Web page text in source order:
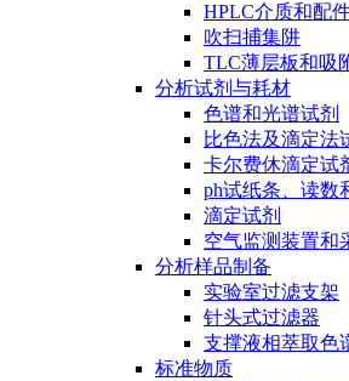
HPLC介质和配
吹扫捕集阱
TLC薄层板和吸
分析试剂与耗材
色谱和光谱试剂
比色法及滴定法
卡尔费休滴定试
ph试纸条、读数
滴定试剂
空气监测装置和
分析样品制备
实验室过滤支架
针头式过滤器
支撑液相萃取色
标准物质